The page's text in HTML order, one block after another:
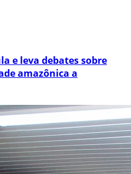
e leva debates sobre
amazônica a